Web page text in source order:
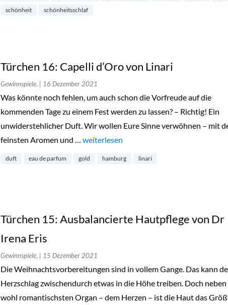
schönheit
schönheitsschlaf
Türchen 16: Capelli d’Oro von Linari
Gewinnspiele, | 16 Dezember 2021
Was könnte noch fehlen, um auch schon die Vorfreude auf die
kommenden Tage zu einem Fest werden zu lassen? – Richtig! Ein
unwiderstehlicher Duft. Wir wollen Eure Sinne verwöhnen – mit
feinsten Aromen und … „Türchen 16: Capelli d’Oro von Linari“
weiterlesen
duft eau de parfum gold hamburg linari
Türchen 15: Ausbalancierte Hautpflege von Dr
Irena Eris
Gewinnspiele, | 15 Dezember 2021
Die Weihnachtsvorbereitungen sind in vollem Gange. Das kann
Herzschlag zwischendurch etwas in die Höhe treiben. Doch neben
wohl romantischsten Organ – dem Herzen – ist die Haut das